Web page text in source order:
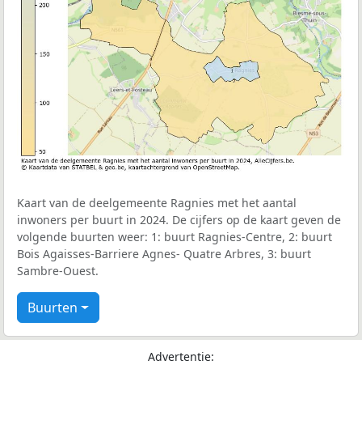
Kaart van de deelgemeente Ragnies met het aantal
inwoners per buurt in 2024. De cijfers op de kaart geven de
volgende buurten weer: 1: buurt Ragnies-Centre, 2: buurt
Bois Agaisses-Barriere Agnes- Quatre Arbres, 3: buurt
Sambre-Ouest.
Buurten
Advertentie: